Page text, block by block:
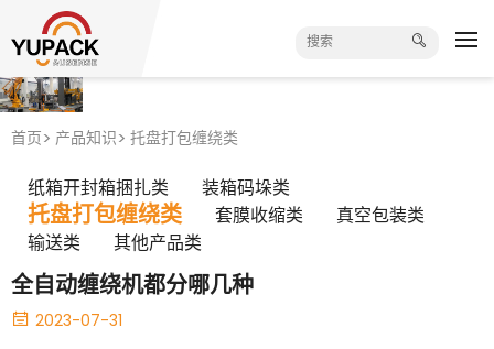
首页 产品知识 托盘打包缠绕类
纸箱开封箱捆扎类 装箱码垛类
托盘打包缠绕类 套膜收缩类
真空包装类
输送类
其他产品类
全自动缠绕机都分哪几种
2023-07-31